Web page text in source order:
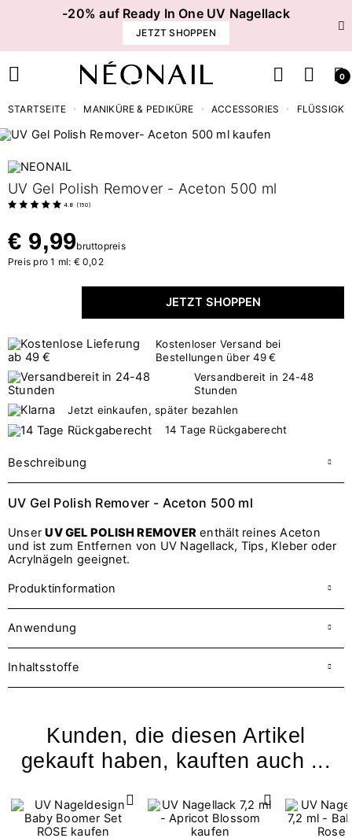
-20% auf Ready In One UV Nagellack
JETZT SHOPPEN
0
STARTSEITE MANIKÜRE & PEDIKÜRE ACCESSORIES
UV Gel Polish Remover - Aceton 500 ml
4.8 (150)
€ 9,99bruttopreis
Preis pro 1 ml: € 0,02
JETZT SHOPPEN
Kostenloser Versand bei
Bestellungen über 49 €
Versandbereit in 24-48
Stunden
Jetzt einkaufen, später bezahlen
14 Tage Rückgaberecht
Beschreibung
UV Gel Polish Remover - Aceton 500 ml
UnserUV GEL POLISH REMOVER enthält reines Aceton
und ist zum Entfernen von UV Nagellack, Tips, Kleber oder
Acrylnägeln geeignet.
Produktinformation
Anwendung
Inhaltsstoffe
Kunden, die diesen Artikel
gekauft haben, kauften auch ...